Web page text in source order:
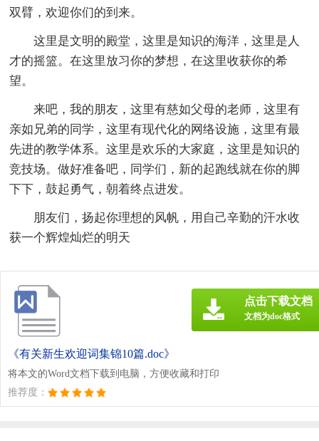
双臂，欢迎你们的到来。
这里是文明的殿堂，这里是知识的海洋，这里是人
才的摇篮。在这里放习你的梦想，在这里收获你的希
望。
来吧，我的朋友，这里有慈如父母的老师，这里有
亲如兄弟的同学，这里有现代化的网络设施，这里有最
先进的教学体系。这里是欢乐的大家庭，这里是知识的
竞技场。做好准备吧，同学们，新的起跑线就在你的脚
下下，鼓起勇气，朝着终点进发。
朋友们，扬起你理想的风帆，用自己辛勤的汗水收
获一个辉煌灿烂的明天
《有关新生欢迎词集锦10篇.doc》
将本文的Word文档下载到电脑，方便收藏和打印
推荐度：
点击下载文档
文档为doc格式